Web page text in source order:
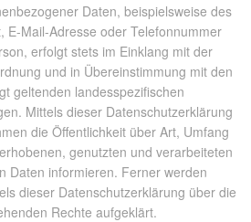
Daten, beispielsweise des
E-Mail-Adresse oder Telefonnummer
erfolgt stets im Einklang mit der
und in Übereinstimmung mit den
geltenden landesspezifischen
Mittels dieser Datenschutzerklärung
die Öffentlichkeit über Art, Umfang
genutzten und verarbeiteten
Daten informieren. Ferner werden
dieser Datenschutzerklärung über die
Rechte aufgeklärt.